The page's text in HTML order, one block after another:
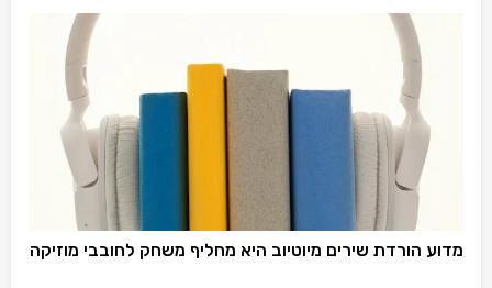
מדוע הורדת שירים מיוטיוב היא מחליף משחק לחובבי מוזיקה